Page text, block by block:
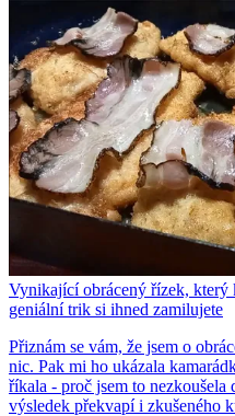
Vynikající obrácený řízek, který
geniální trik si ihned zamilujete
Přiznám se vám, že jsem o
nic. Pak mi ho ukázala
říkala - proč jsem to
výsledek překvapí i zkušeného